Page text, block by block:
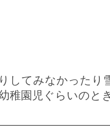
してみなかったり
稚園児ぐらいのと